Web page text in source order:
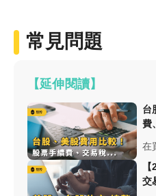
常見問題
【延伸閱讀】
台
費
在
費
易
交